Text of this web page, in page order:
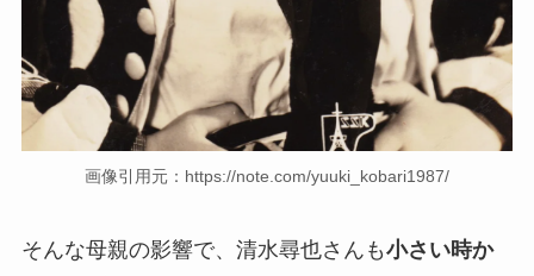
画像引用元：https://note.com/yuuki_kobari1987/
そんな母親の影響で、清水尋也さんも小さい時か